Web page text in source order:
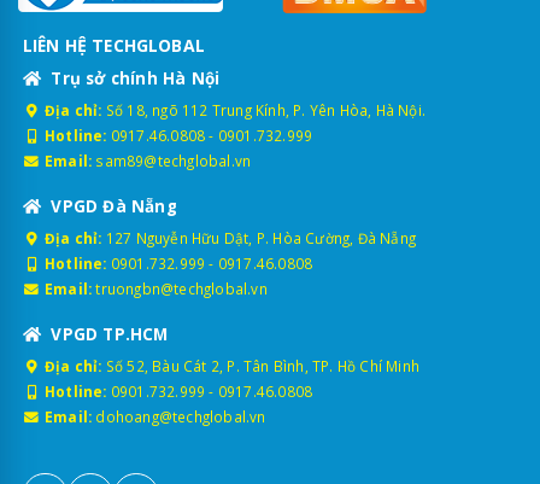
LIÊN HỆ TECHGLOBAL
Trụ sở chính Hà Nội
Địa chỉ: Số 18, ngõ 112 Trung Kính, P. Yên Hòa, Hà Nội.
Hotline: 0917.46.0808- 0901.732.999
Email: sam89@techglobal.vn
VPGD Đà Nẵng
Địa chỉ: 127 Nguyễn Hữu Dật, P. Hòa Cường, Đà Nẵng
Hotline: 0901.732.999 - 0917.46.0808
Email: truongbn@techglobal.vn
VPGD TP.HCM
Địa chỉ: Số 52, Bàu Cát 2, P. Tân Bình, TP. Hồ Chí Minh
Hotline: 0901.732.999 - 0917.46.0808
Email: dohoang@techglobal.vn